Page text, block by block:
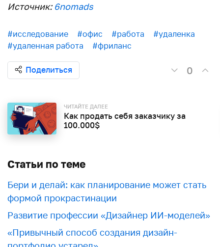
Источник: 6nomads
#исследование #офис #работа
#удаленка
#удаленная работа
#фриланс
Поделиться 0
ЧИТАЙТЕ ДАЛЕЕ
Как продать себя заказчику за
100.000$
Статьи по теме
Бери и делай: как планирование может стать
формой прокрастинации
Развитие профессии «Дизайнер ИИ-моделей»
«Привычный способ создания дизайн-